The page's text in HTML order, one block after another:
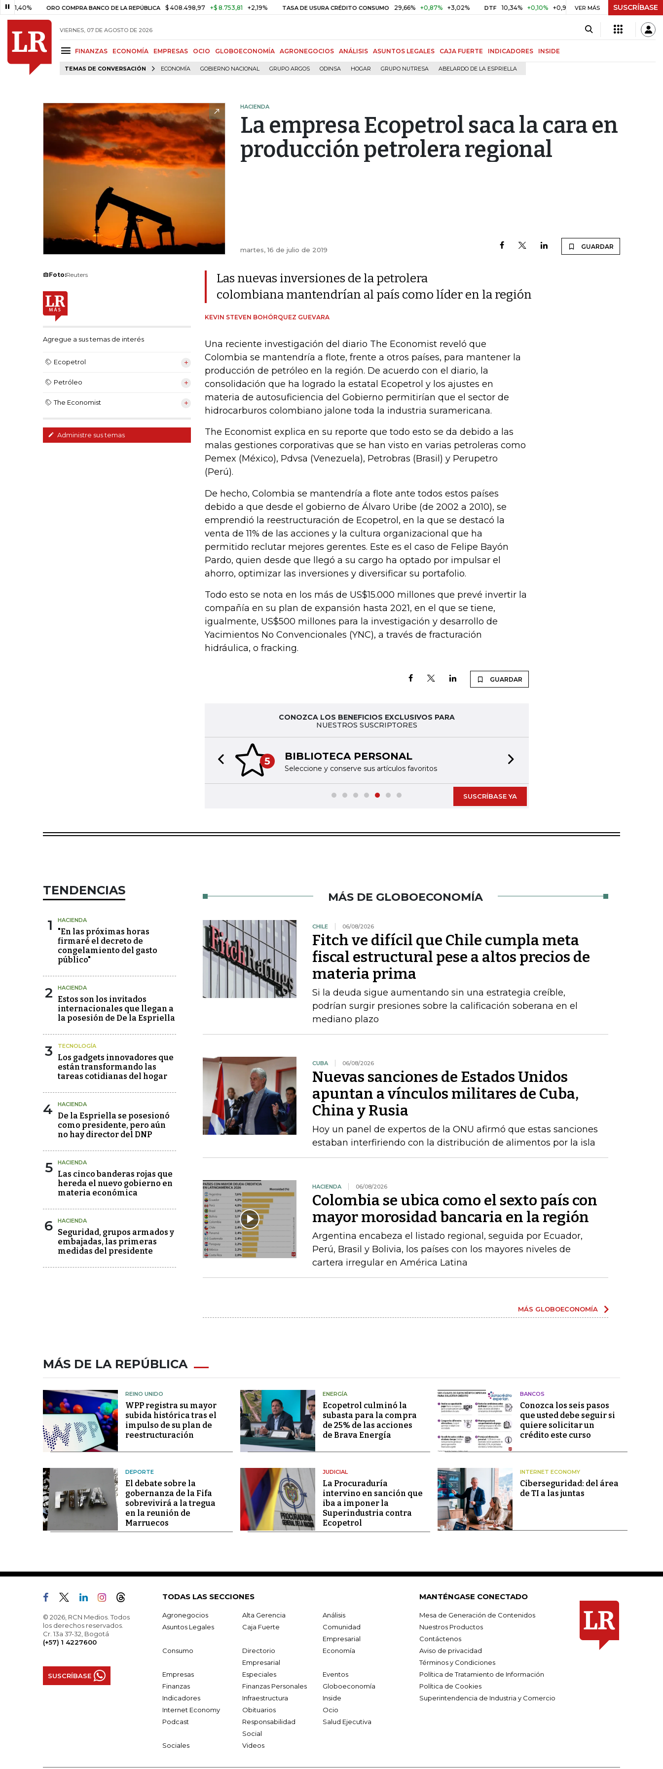
ORO COMPRA BANCO DE LA REPÚBLICA $ 408.498,97 +$ 8.753,81 +2,19% TASA DE USURA CRÉDITO CONSUMO 29,66% +0,87% +3,02% DTF 10,34% +0,10% +0,98% UVR $ 416,91 +$ 0,05 +0,01%
VER MÁS SUSCRÍBASE
VIERNES, 07 DE AGOSTO DE 2026
FINANZAS ECONOMÍA EMPRESAS OCIO GLOBOECONOMÍA AGRONEGOCIOS ANÁLISIS ASUNTOS LEGALES CAJA FUERTE INDICADORES INSIDE
TEMAS DE CONVERSACIÓN ECONOMÍA GOBIERNO NACIONAL GRUPO ARGOS ODINSA HOGAR GRUPO NUTRESA ABELARDO DE LA ESPRIELLA
HACIENDA
La empresa Ecopetrol saca la cara en
producción petrolera regional
martes, 16 de julio de 2019 GUARDAR
Foto:Reuters
Agregue a sus temas de interés
Ecopetrol
Petróleo
The Economist
Administre sus temas
Las nuevas inversiones de la petrolera
colombiana mantendrían al país como líder en la región
KEVIN STEVEN BOHÓRQUEZ GUEVARA
Una reciente investigación del diario The Economist reveló que
Colombia se mantendría a flote, frente a otros países, para mantener la
producción de petróleo en la región. De acuerdo con el diario, la
consolidación que ha logrado la estatal Ecopetrol y los ajustes en
materia de autosuficiencia del Gobierno permitirían que el sector de
hidrocarburos colombiano jalone toda la industria suramericana.
The Economist explica en su reporte que todo esto se da debido a las
malas gestiones corporativas que se han visto en varias petroleras como
Pemex (México), Pdvsa (Venezuela), Petrobras (Brasil) y Perupetro
(Perú).
De hecho, Colombia se mantendría a flote ante todos estos países
debido a que desde el gobierno de Álvaro Uribe (de 2002 a 2010), se
emprendió la reestructuración de Ecopetrol, en la que se destacó la
venta de 11% de las acciones y la cultura organizacional que ha
permitido reclutar mejores gerentes. Este es el caso de Felipe Bayón
Pardo, quien desde que llegó a su cargo ha optado por impulsar el
ahorro, optimizar las inversiones y diversificar su portafolio.
Todo esto se nota en los más de US$15.000 millones que prevé invertir la
compañía en su plan de expansión hasta 2021, en el que se tiene,
igualmente, US$500 millones para la investigación y desarrollo de
Yacimientos No Convencionales (YNC), a través de fracturación
hidráulica, o fracking.
GUARDAR
CONOZCA LOS BENEFICIOS EXCLUSIVOS PARA
NUESTROS SUSCRIPTORES
5 BIBLIOTECA PERSONAL
Seleccione y conserve sus artículos favoritos
Previous slide
SUSCRÍBASE YA
TENDENCIAS
1 HACIENDA
"En las próximas horas
firmaré el decreto de
congelamiento del gasto
público"
2 HACIENDA
Estos son los invitados
internacionales que llegan a
la posesión de De la Espriella
3 TECNOLOGÍA
Los gadgets innovadores que
están transformando las
tareas cotidianas del hogar
4 HACIENDA
De la Espriella se posesionó
como presidente, pero aún
no hay director del DNP
5 HACIENDA
Las cinco banderas rojas que
hereda el nuevo gobierno en
materia económica
6 HACIENDA
Seguridad, grupos armados y
embajadas, las primeras
medidas del presidente
MÁS DE GLOBOECONOMÍA
CHILE 06/08/2026
Fitch ve difícil que Chile cumpla meta
fiscal estructural pese a altos precios de
materia prima
Si la deuda sigue aumentando sin una estrategia creíble,
podrían surgir presiones sobre la calificación soberana en el
mediano plazo
CUBA 06/08/2026
Nuevas sanciones de Estados Unidos
apuntan a vínculos militares de Cuba,
China y Rusia
Hoy un panel de expertos de la ONU afirmó que estas sanciones
estaban interfiriendo con la distribución de alimentos por la isla
HACIENDA 06/08/2026
Colombia se ubica como el sexto país con
mayor morosidad bancaria en la región
Argentina encabeza el listado regional, seguida por Ecuador,
Perú, Brasil y Bolivia, los países con los mayores niveles de
cartera irregular en América Latina
MÁS GLOBOECONOMÍA
MÁS DE LA REPÚBLICA
REINO UNIDO
WPP registra su mayor
subida histórica tras el
impulso de su plan de
reestructuración
ENERGÍA
Ecopetrol culminó la
subasta para la compra
de 25% de las acciones
de Brava Energía
BANCOS
Conozca los seis pasos
que usted debe seguir si
quiere solicitar un
crédito este curso
DEPORTE
El debate sobre la
gobernanza de la Fifa
sobrevivirá a la tregua
en la reunión de
Marruecos
JUDICIAL
La Procuraduría
intervino en sanción que
iba a imponer la
Superindustria contra
Ecopetrol
INTERNET ECONOMY
Ciberseguridad: del área
de TI a las juntas
© 2026, RCN Medios. Todos
los derechos reservados.
Cr. 13a 37-32, Bogotá
(+57) 1 4227600
SUSCRÍBASE
TODAS LAS SECCIONES
Agronegocios Alta Gerencia
Análisis
Asuntos Legales
Caja Fuerte
Comunidad
Empresarial
Consumo
Directorio
Empresarial
Economía
Empresas Especiales
Eventos
Finanzas
Finanzas Personales
Globoeconomía
Indicadores
Infraestructura
Inside
Internet Economy
Obituarios
Ocio
Podcast
Responsabilidad
Social
Salud Ejecutiva
Sociales Videos
MANTÉNGASE CONECTADO
Mesa de Generación de Contenidos
Nuestros Productos
Contáctenos
Aviso de privacidad
Términos y Condiciones
Política de Tratamiento de Información
Política de Cookies
Superintendencia de Industria y Comercio